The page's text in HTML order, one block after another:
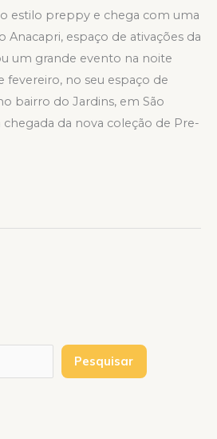
estilo preppy e chega com uma
Anacapri, espaço de ativações da
um grande evento na noite
fevereiro, no seu espaço de
bairro do Jardins, em São
chegada da nova coleção de Pre-
Pesquisar